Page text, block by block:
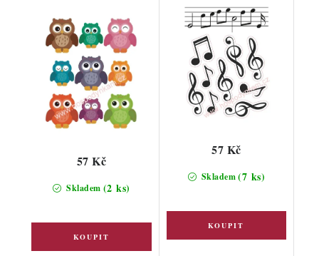
Skladem (2 ks)
57 Kč
Skladem(7 ks)
57 Kč